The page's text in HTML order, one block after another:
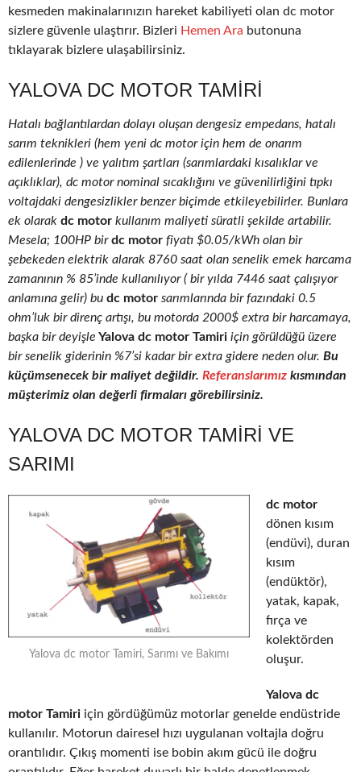
kesmeden makinalarınızın hareket kabiliyeti olan dc motor
sizlere güvenle ulaştırır. Bizleri Hemen Ara butonuna
tıklayarak bizlere ulaşabilirsiniz.
YALOVA DC MOTOR TAMIRI
Hatalı bağlantılardan dolayı oluşan dengesiz empedans, hatalı
sarım teknikleri (hem yeni dc motor için hem de onarım
edilenlerinde ) ve yalıtım şartları (sarımlardaki kısalıklar ve
açıklıklar), dc motor nominal sıcaklığını ve güvenilirliğini tıpkı
voltajdaki dengesizlikler benzer biçimde etkileyebilirler. Bunlara
ek olarak dc motor kullanım maliyeti süratli şekilde artabilir.
Mesela; 100HP birdc motor fiyatı $0.05/kWh olan bir
şebekeden elektrik alarak 8760 saat olan senelik emek harcama
zamanının % 85’inde kullanılıyor ( bir yılda 7446 saat çalışıyor
anlamına gelir) bu dc motor sarımlarında bir fazındaki 0.5
ohm’luk bir direnç artışı, bu motorda 2000$ extra bir harcamaya,
başka bir deyişle Yalova dc motor Tamiri için görüldüğü üzere
bir senelik giderinin %7’si kadar bir extra gidere neden olur. Bu
küçümsenecek bir maliyet değildir. Referanslarımız kısmından
müşterimiz olan değerli firmaları görebilirsiniz.
YALOVA DC MOTOR TAMIRI VE
SARIMI
Yalova dc motor Tamiri, Sarımı ve Bakımı
dc motor
dönen kısım
(endüvi), duran
kısım
(endüktör),
yatak, kapak,
fırça ve
kolektörden
oluşur.
Yalova dc
motor Tamiri için gördüğümüz motorlar genelde endüstride
kullanılır. Motorun dairesel hızı uygulanan voltajla doğru
orantılıdır. Çıkış momenti ise bobin akım gücü ile doğru